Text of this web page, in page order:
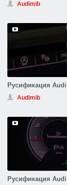
Audimib
Русификация
Audimib
Русификация